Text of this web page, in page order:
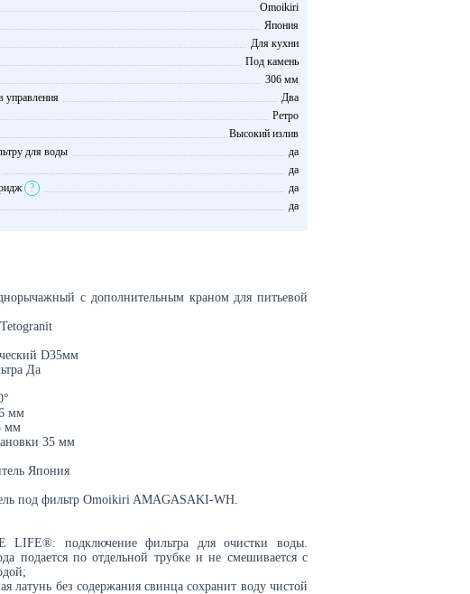
Omoikiri
Япония
Для кухни
Под камень
306 мм
управления
Два
Ретро
Высокий излив
для воды
да
да
?
да
да
с дополнительным краном для питьевой
D35мм
Да
мм
мм
35 мм
Япония
под фильтр Omoikiri AMAGASAKI-WH.
LIFE®: подключение фильтра для очистки воды.
подается по отдельной трубке и не смешивается с
латунь без содержания свинца сохранит воду чистой